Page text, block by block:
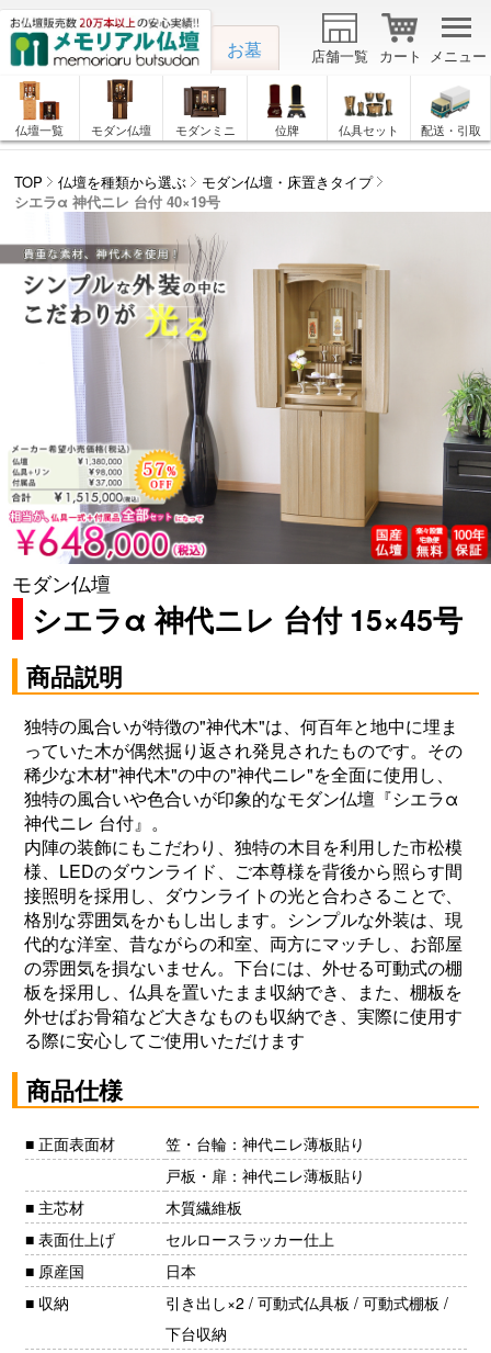
お墓 メニュー
カート
店舗一覧
仏壇一覧 モダン仏壇 モダンミニ 位牌 仏具セット 配送・引取
TOP 仏壇を種類から選ぶ
モダン仏壇・床置きタイプ
シエラα 神代ニレ 台付 40×19号
モダン仏壇
シエラα 神代ニレ 台付 15×45号
商品説明
独特の風合いが特徴の"神代木"は、何百年と地中に埋ま
っていた木が偶然掘り返され発見されたものです。その
稀少な木材"神代木"の中の"神代ニレ"を全面に使用し、
独特の風合いや色合いが印象的なモダン仏壇『シエラα
神代ニレ 台付』。
内陣の装飾にもこだわり、独特の木目を利用した市松模
様、LEDのダウンライド、ご本尊様を背後から照らす間
接照明を採用し、ダウンライトの光と合わさることで、
格別な雰囲気をかもし出します。 シンプルな外装は、現
代的な洋室、昔ながらの和室、両方にマッチし、お部屋
の雰囲気を損ないません。下台には、外せる可動式の棚
板を採用し、仏具を置いたまま収納でき、また、棚板を
外せばお骨箱など大きなものも収納でき、実際に使用す
る際に安心してご使用いただけます
商品仕様
■ 正面表面材
笠・台輪：神代ニレ薄板貼り
戸板・扉：神代ニレ薄板貼り
■ 主芯材
木質繊維板
■ 表面仕上げ
セルロースラッカー仕上
■ 原産国
日本
■ 収納
引き出し×2 / 可動式仏具板 / 可動式棚板 /
下台収納